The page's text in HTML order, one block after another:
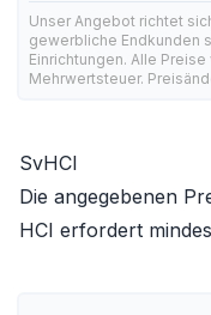
Unser Angebot richtet
gewerbliche Endkunden
Einrichtungen. Alle
Mehrwertsteuer.
SvHCI
Die angegebenen
HCI erfordert